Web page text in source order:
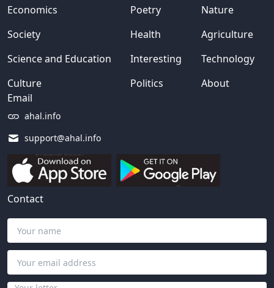
Email
ahal.info
support@ahal.info
Economics
Society
Science and Education
Culture
Poetry
Health
Interesting
Politics
Nature
Agriculture
Technology
About
Contact